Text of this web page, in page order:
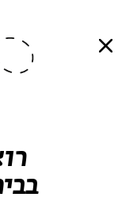
סגור